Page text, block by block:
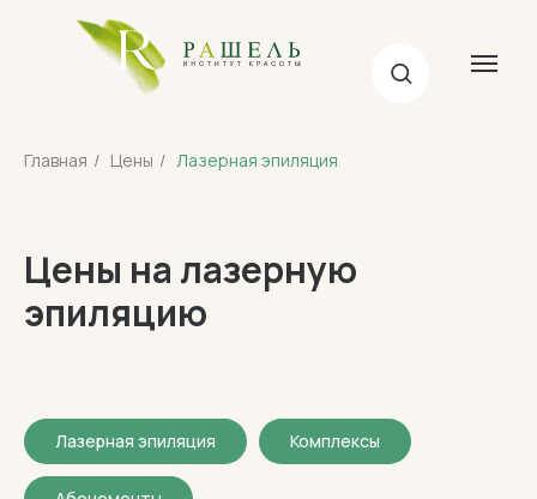
Главная / Цены / Лазерная эпиляция
Цены на лазерную
эпиляцию
Лазерная эпиляция Комплексы